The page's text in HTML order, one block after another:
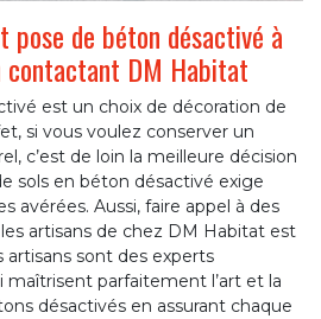
de béton désactivé à
contactant DM Habitat
est un choix de décoration de
si vous voulez conserver un
c’est de loin la meilleure décision
sols en béton désactivé exige
avérées. Aussi, faire appel à des
artisans de chez DM Habitat est
sont des experts
parfaitement l’art et la
désactivés en assurant chaque